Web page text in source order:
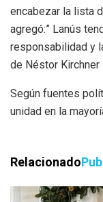
encabezar la lista
agregó:” Lanús
responsabilidad y
de Néstor
Según fuentes
unidad en la
Relacionado